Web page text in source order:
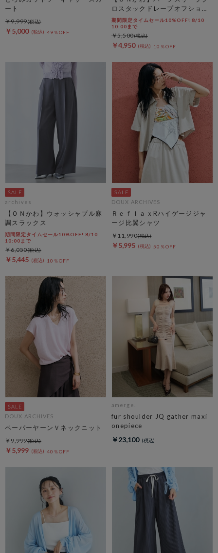
ート
￥5,000 49％OFF
￥9,999
ロスタックドレープオフショル
ＴＯＰＳ
期間限定タイムセール10%OFF! 8/10
10:00まで
￥4,950 10％OFF
￥5,500
archives
【ＯＮかわ】ウォッシャブル麻
調スラックス
期間限定タイムセール10%OFF! 8/10
10:00まで
￥5,445 10％OFF
￥6,050
DOUX ARCHIVES
ＲｅｆｌａｘRハイゲージジャ
ージ比翼シャツ
￥5,995 50％OFF
￥11,990
DOUX ARCHIVES
ペーパーヤーンＶネックニット
￥5,999 40％OFF
￥9,999
amerge.
fur shoulder JQ gather maxi
onepiece
￥23,100